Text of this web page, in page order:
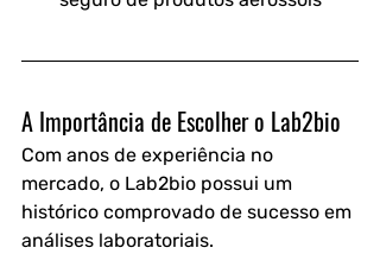
A Importância de Escolher o Lab2bio
Com anos de experiência no
mercado, o Lab2bio possui um
histórico comprovado de sucesso em
análises laboratoriais.